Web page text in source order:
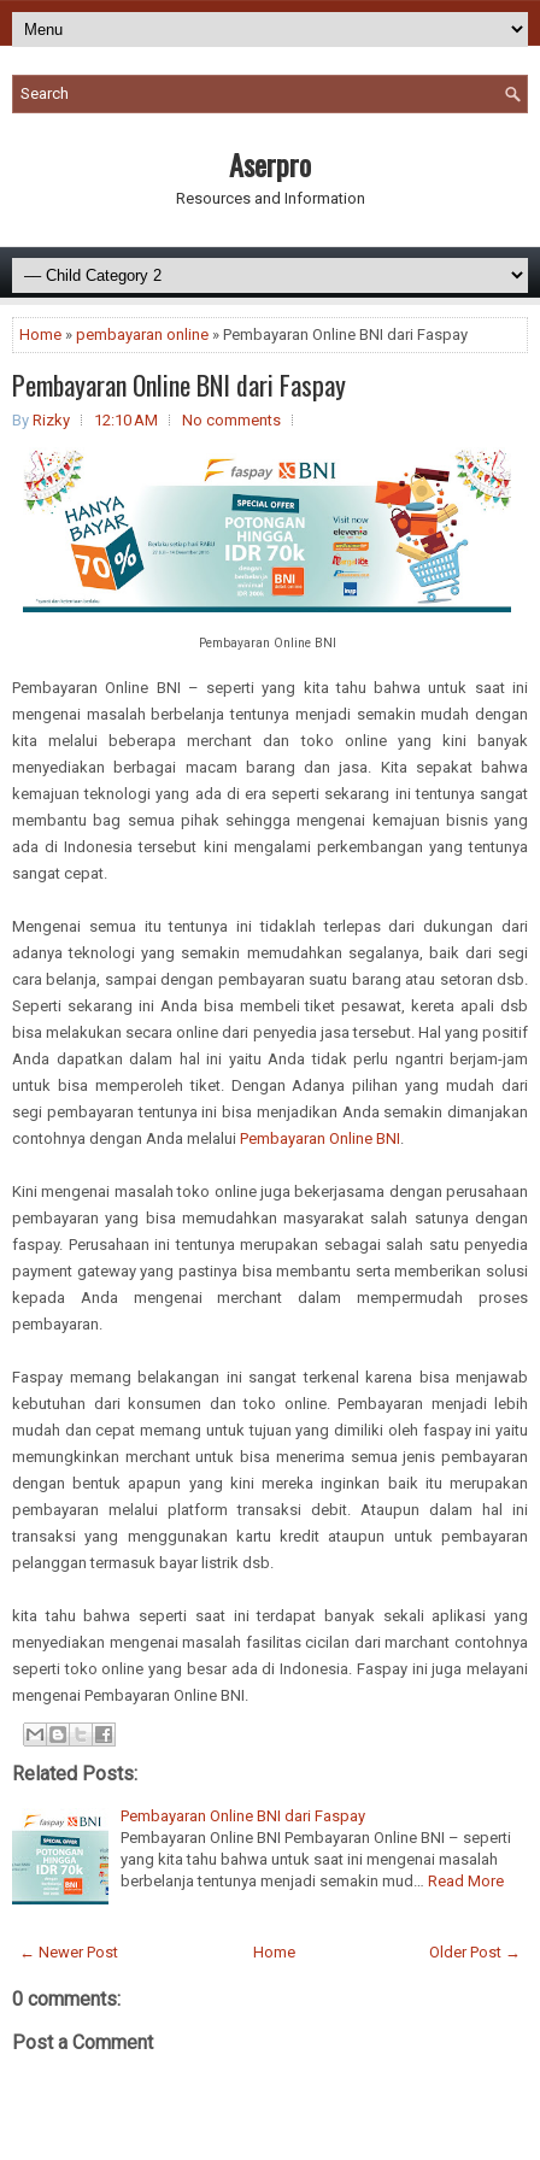
Aserpro
Resources and Information
Home » pembayaran online » Pembayaran Online BNI dari Faspay
Pembayaran Online BNI dari Faspay
By Rizky 12:10 AM No comments
Pembayaran Online BNI
Pembayaran Online BNI – seperti yang kita tahu bahwa untuk saat ini
mengenai masalah berbelanja tentunya menjadi semakin mudah dengan
kita melalui beberapa merchant dan toko online yang kini banyak
menyediakan berbagai macam barang dan jasa. Kita sepakat bahwa
kemajuan teknologi yang ada di era seperti sekarang ini tentunya sangat
membantu bag semua pihak sehingga mengenai kemajuan bisnis yang
ada di Indonesia tersebut kini mengalami perkembangan yang tentunya
sangat cepat.
Mengenai semua itu tentunya ini tidaklah terlepas dari dukungan dari
adanya teknologi yang semakin memudahkan segalanya, baik dari segi
cara belanja, sampai dengan pembayaran suatu barang atau setoran dsb.
Seperti sekarang ini Anda bisa membeli tiket pesawat, kereta apali dsb
bisa melakukan secara online dari penyedia jasa tersebut. Hal yang positif
Anda dapatkan dalam hal ini yaitu Anda tidak perlu ngantri berjam-jam
untuk bisa memperoleh tiket. Dengan Adanya pilihan yang mudah dari
segi pembayaran tentunya ini bisa menjadikan Anda semakin dimanjakan
contohnya dengan Anda melalui Pembayaran Online BNI
Kini mengenai masalah toko online juga bekerjasama dengan perusahaan
pembayaran yang bisa memudahkan masyarakat salah satunya dengan
faspay. Perusahaan ini tentunya merupakan sebagai salah satu penyedia
payment gateway yang pastinya bisa membantu serta memberikan solusi
kepada Anda mengenai merchant dalam mempermudah proses
pembayaran.
Faspay memang belakangan ini sangat terkenal karena bisa menjawab
kebutuhan dari konsumen dan toko online. Pembayaran menjadi lebih
mudah dan cepat memang untuk tujuan yang dimiliki oleh faspay ini yaitu
memungkinkan merchant untuk bisa menerima semua jenis pembayaran
dengan bentuk apapun yang kini mereka inginkan baik itu merupakan
pembayaran melalui platform transaksi debit. Ataupun dalam hal ini
transaksi yang menggunakan kartu kredit ataupun untuk pembayaran
pelanggan termasuk bayar listrik dsb.
kita tahu bahwa seperti saat ini terdapat banyak sekali aplikasi yang
menyediakan mengenai masalah fasilitas cicilan dari marchant contohnya
seperti toko online yang besar ada di Indonesia. Faspay ini juga melayani
mengenai Pembayaran Online BNI.
Related Posts:
Pembayaran Online BNI dari Faspay
Pembayaran Online BNI Pembayaran Online BNI – seperti
yang kita tahu bahwa untuk saat ini mengenai masalah
berbelanja tentunya menjadi semakin mud… Read More
← Newer Post Older Post →
Home
0 comments:
Post a Comment